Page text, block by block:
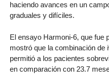
haciendo avances en un
graduales y difíciles.
El ensayo Harmoni-6, que fue
mostró que la combinación de
permitió a los pacientes
en comparación con 23.7